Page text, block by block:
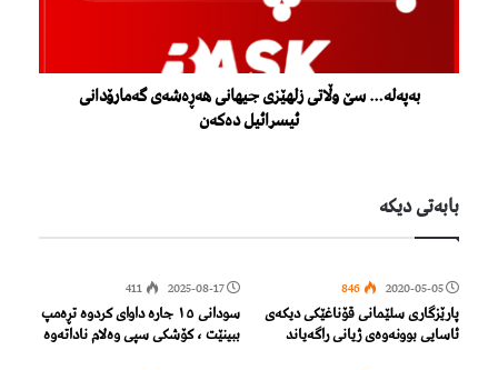
بەپەلە… سێ وڵاتی زلهێزی جیهانی هەڕەشەی گەمارۆدانی
ئیسرائیل دەکەن
بابەتی دیكە
2020-05-05
846
پارێزگاری سلێمانی قۆناغێكی دیكەی
ئاسایی بوونەوەی ژیانی راگەیاند
2025-08-17
411
سودانی ١٥ جارە داوای کردوە تڕەمپ
ببینێت ، کۆشکی سپی وەلام ناداتەوە